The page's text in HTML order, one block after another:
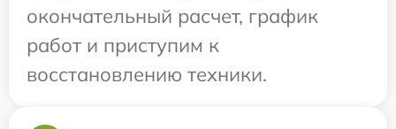
окончательный расчет, график
работ и приступим к
восстановлению техники.